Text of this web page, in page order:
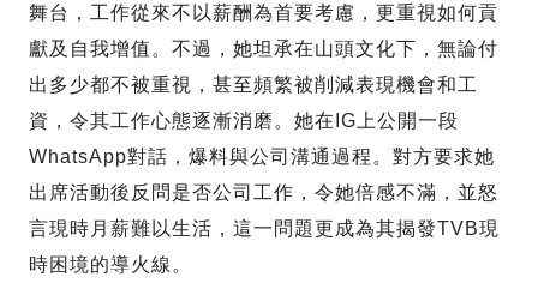
舞台，工作從來不以薪酬為首要考慮，更重視如何貢
獻及自我增值。不過，她坦承在山頭文化下，無論付
出多少都不被重視，甚至頻繁被削減表現機會和工
資，令其工作心態逐漸消磨。她在IG上公開一段
WhatsApp對話，爆料與公司溝通過程。對方要求她
出席活動後反問是否公司工作，令她倍感不滿，並怒
言現時月薪難以生活，這一問題更成為其揭發TVB現
時困境的導火線。